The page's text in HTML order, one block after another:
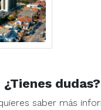
¿Tienes dudas?
saber más